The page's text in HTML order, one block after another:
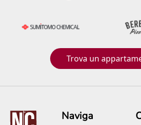
Trova un
Naviga